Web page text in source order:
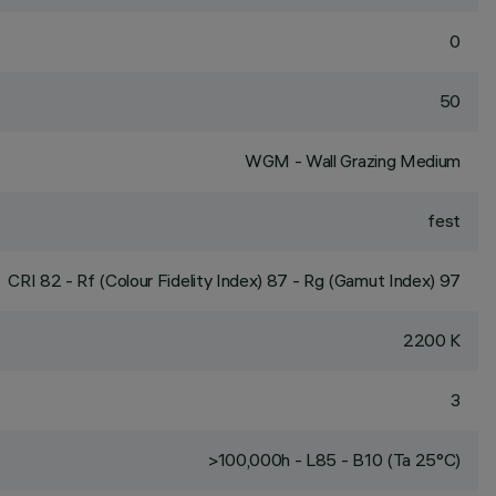
0
50
WGM - Wall Grazing Medium
fest
CRI 82 - Rf (Colour Fidelity Index) 87 - Rg (Gamut Index) 97
2200 K
3
>100,000h - L85 - B10 (Ta 25°C)